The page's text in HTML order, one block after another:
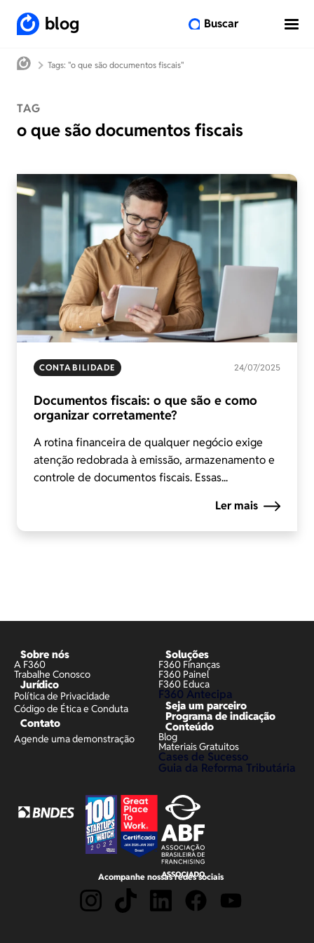
blog Buscar
Tags: "o que são documentos fiscais"
TAG
o que são documentos fiscais
CONTABILIDADE 24/07/2025
Documentos fiscais: o que são e como
organizar corretamente?
A rotina financeira de qualquer negócio exige
atenção redobrada à emissão, armazenamento e
controle de documentos fiscais. Essas...
Ler mais
Sobre nós
A F360
Trabalhe Conosco
Jurídico
Política de Privacidade
Código de Ética e Conduta
Contato
Agende uma demonstração
Soluções
F360 Finanças
F360 Painel
F360 Educa
F360 Antecipa
Seja um parceiro
Programa de indicação
Conteúdo
Blog
Materiais Gratuitos
Cases de Sucesso
Guia da Reforma Tributária
Acompanhe nossas redes sociais